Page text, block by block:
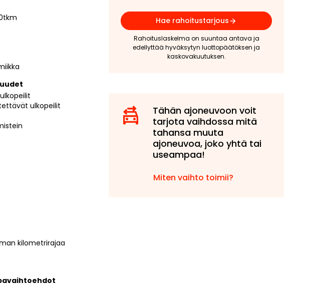
ulkopeilit
kilometrirajaa
Hae rahoitustarjous
Rahoituslaskelma on suuntaa antava ja
edellyttää hyväksytyn luottopäätöksen ja
kaskovakuutuksen.
Tähän ajoneuvoon voit
tarjota vaihdossa mitä
tahansa muuta
ajoneuvoa, joko yhtä tai
useampaa!
Miten vaihto toimii?